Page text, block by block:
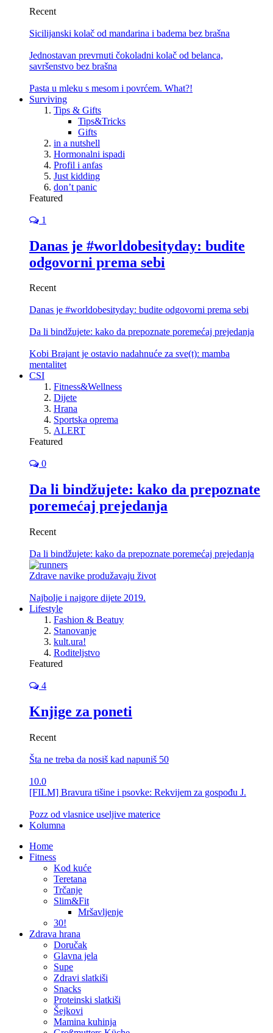
Recent
Sicilijanski kolač od mandarina i badema bez brašna
Jednostavan prevrnuti čokoladni kolač od belanca,
savršenstvo bez brašna
Pasta u mleku s mesom i povrćem. What?!
Surviving
Tips & Gifts
Tips&Tricks
Gifts
in a nutshell
Hormonalni ispadi
Profil i anfas
Just kidding
don’t panic
Featured
1
Danas je #worldobesityday: budite
odgovorni prema sebi
Recent
Danas je #worldobesityday: budite odgovorni prema sebi
Da li bindžujete: kako da prepoznate poremećaj prejedanja
Kobi Brajant je ostavio nadahnuće za sve(t): mamba
mentalitet
CSI
Fitness&Wellness
Dijete
Hrana
Sportska oprema
ALERT
Featured
0
Da li bindžujete: kako da prepoznate
poremećaj prejedanja
Recent
Da li bindžujete: kako da prepoznate poremećaj prejedanja
Zdrave navike produžavaju život
Najbolje i najgore dijete 2019.
Lifestyle
Fashion & Beatuy
Stanovanje
kult.ura!
Roditeljstvo
Featured
4
Knjige za poneti
Recent
Šta ne treba da nosiš kad napuniš 50
10.0
[FILM] Bravura tišine i psovke: Rekvijem za gospođu J.
Pozz od vlasnice useljive materice
Kolumna
Home
Fitness
Kod kuće
Teretana
Trčanje
Slim&Fit
Mršavljenje
30!
Zdrava hrana
Doručak
Glavna jela
Supe
Zdravi slatkiši
Snacks
Proteinski slatkiši
Šejkovi
Mamina kuhinja